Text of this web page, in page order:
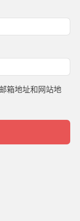
箱地址和网站地